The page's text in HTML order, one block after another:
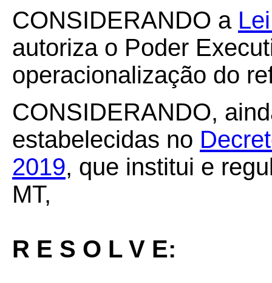
CONSIDERANDO a
autoriza o Poder
operacionalização do
CONSIDERANDO,
estabelecidas no
2019, que institui e
MT,
R E S O L V E: